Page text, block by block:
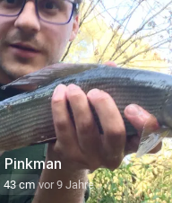
Pinkman
43 cm vor 9 Jahre